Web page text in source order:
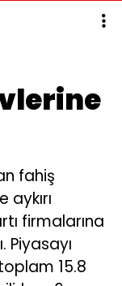
fahiş
firmalarına
Piyasayı
15.8